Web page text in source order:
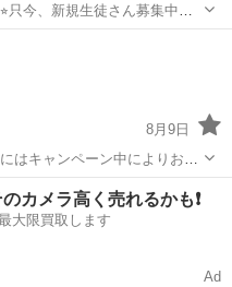
只今、新規生徒さん募集中で
8月9日
はキャンペーン中によりお習
プロを目指す方、趣味程度に
なたでも気楽にお問合せ下さ
カメラ高く売れるかも❗️
大限買取します
Ad